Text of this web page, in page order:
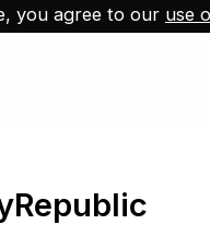
you agree to our use